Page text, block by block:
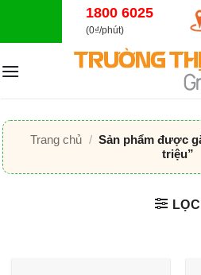
dung
1800 6025
(0₫/phút)
Trang chủ / Sản phẩm được
triệu”
LỌC